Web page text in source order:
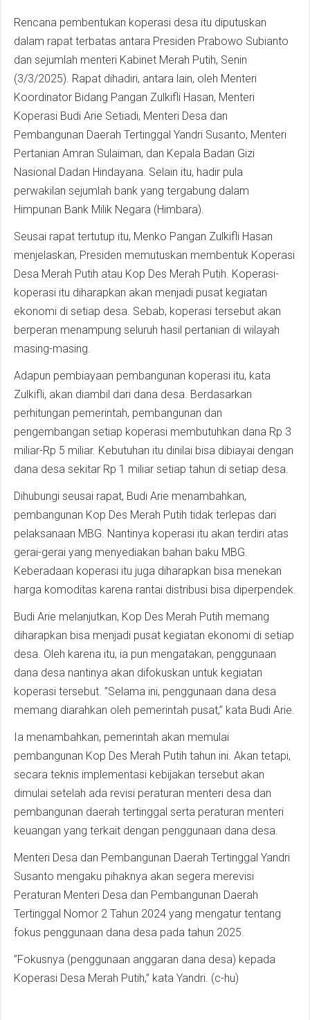
Rencana pembentukan koperasi desa itu diputuskan
dalam rapat terbatas antara Presiden Prabowo Subianto
dan sejumlah menteri Kabinet Merah Putih, Senin
(3/3/2025). Rapat dihadiri, antara lain, oleh Menteri
Koordinator Bidang Pangan Zulkifli Hasan, Menteri
Koperasi Budi Arie Setiadi, Menteri Desa dan
Pembangunan Daerah Tertinggal Yandri Susanto, Menteri
Pertanian Amran Sulaiman, dan Kepala Badan Gizi
Nasional Dadan Hindayana. Selain itu, hadir pula
perwakilan sejumlah bank yang tergabung dalam
Himpunan Bank Milik Negara (Himbara).
Seusai rapat tertutup itu, Menko Pangan Zulkifli Hasan
menjelaskan, Presiden memutuskan membentuk Koperasi
Desa Merah Putih atau Kop Des Merah Putih. Koperasi-
koperasi itu diharapkan akan menjadi pusat kegiatan
ekonomi di setiap desa. Sebab, koperasi tersebut akan
berperan menampung seluruh hasil pertanian di wilayah
masing-masing.
Adapun pembiayaan pembangunan koperasi itu, kata
Zulkifli, akan diambil dari dana desa. Berdasarkan
perhitungan pemerintah, pembangunan dan
pengembangan setiap koperasi membutuhkan dana Rp 3
miliar-Rp 5 miliar. Kebutuhan itu dinilai bisa dibiayai dengan
dana desa sekitar Rp 1 miliar setiap tahun di setiap desa.
Dihubungi seusai rapat, Budi Arie menambahkan,
pembangunan Kop Des Merah Putih tidak terlepas dari
pelaksanaan MBG. Nantinya koperasi itu akan terdiri atas
gerai-gerai yang menyediakan bahan baku MBG.
Keberadaan koperasi itu juga diharapkan bisa menekan
harga komoditas karena rantai distribusi bisa diperpendek.
Budi Arie melanjutkan, Kop Des Merah Putih memang
diharapkan bisa menjadi pusat kegiatan ekonomi di setiap
desa. Oleh karena itu, ia pun mengatakan, penggunaan
dana desa nantinya akan difokuskan untuk kegiatan
koperasi tersebut. ”Selama ini, penggunaan dana desa
memang diarahkan oleh pemerintah pusat,” kata Budi Arie.
Ia menambahkan, pemerintah akan memulai
pembangunan Kop Des Merah Putih tahun ini. Akan tetapi,
secara teknis implementasi kebijakan tersebut akan
dimulai setelah ada revisi peraturan menteri desa dan
pembangunan daerah tertinggal serta peraturan menteri
keuangan yang terkait dengan penggunaan dana desa.
Menteri Desa dan Pembangunan Daerah Tertinggal Yandri
Susanto mengaku pihaknya akan segera merevisi
Peraturan Menteri Desa dan Pembangunan Daerah
Tertinggal Nomor 2 Tahun 2024 yang mengatur tentang
fokus penggunaan dana desa pada tahun 2025.
”Fokusnya (penggunaan anggaran dana desa) kepada
Koperasi Desa Merah Putih,” kata Yandri. (c-hu)